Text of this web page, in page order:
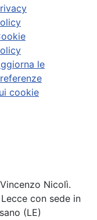
le
cookie
Nicolì.
con sede in
(LE)